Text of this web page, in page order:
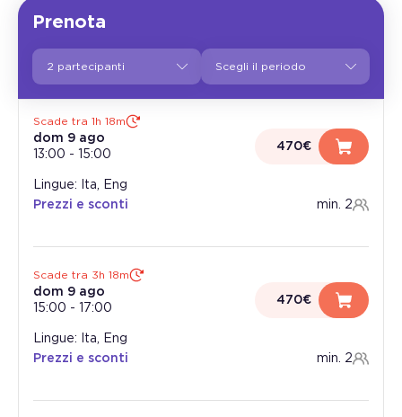
Prenota
2 partecipanti
Scade tra 1h 18m
dom 9 ago
13:00 - 15:00
470€
Lingue: Ita, Eng
Prezzi e sconti
min. 2
Scade tra 3h 18m
dom 9 ago
15:00 - 17:00
470€
Lingue: Ita, Eng
Prezzi e sconti
min. 2